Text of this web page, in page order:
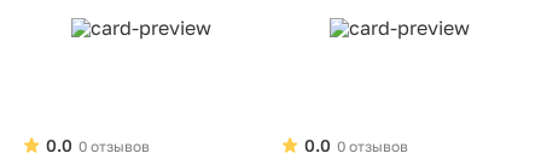
0 отзывов
0.0
0 отзывов
0.0